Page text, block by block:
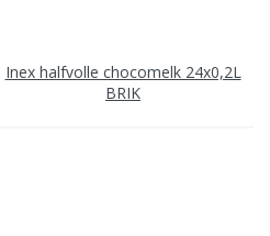
Inex halfvolle chocomelk 24x0,2L
BRIK